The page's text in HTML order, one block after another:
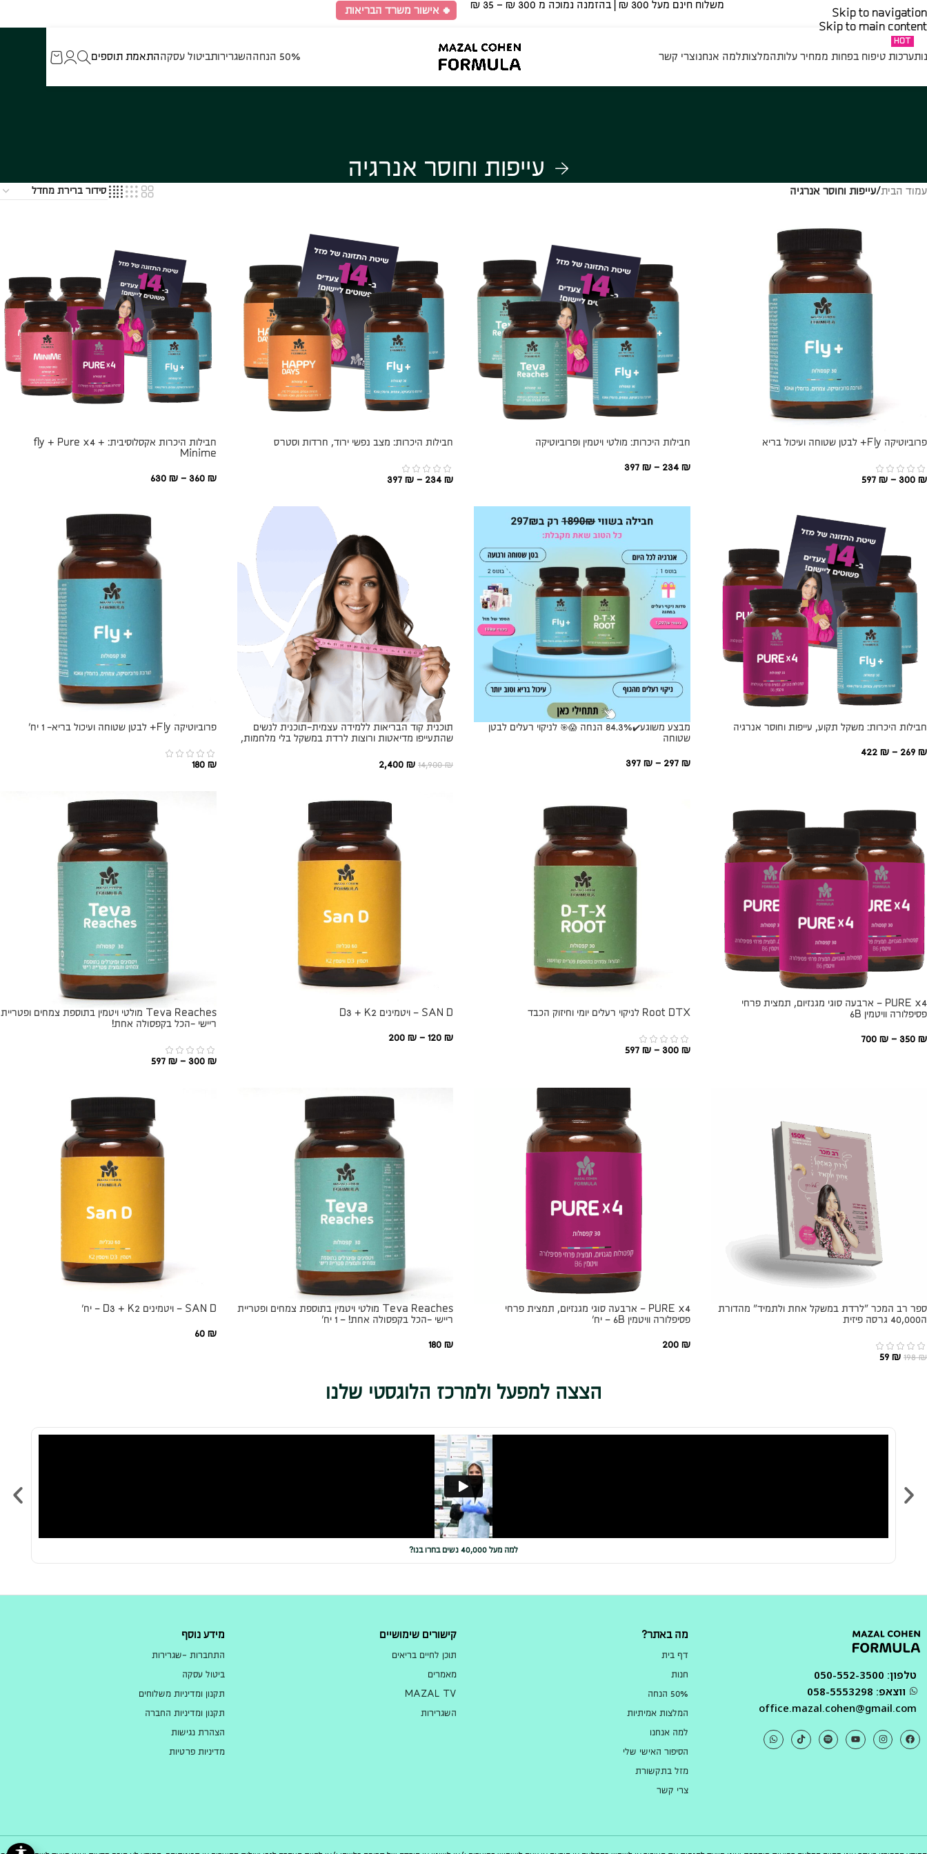
Skip to navigation
Skip to main content
משלוח חינם מעל 300 ₪ | בהזמנה נמוכה מ 300 ₪ – 35 ₪​ 🍀 אישור משרד הבריאות
ערכות טיפוח בפחות ממחיר עלות
HOT
המלצותלמה אנחנוצרי קשר 50% הנחה השגרירותביטול עסקההתאמת תוספים
עייפות וחוסר אנרגיה
עמוד הבית/עייפות וחוסר אנרגיה
פרוביוטיקה Fly+ לבטן שטוחה ועיכול בריא
300 ₪
–
597 ₪
חבילות היכרות: מולטי ויטמין ופרוביוטיקה
234 ₪
–
397 ₪
חבילות היכרות: מצב נפשי ירוד, חרדות וסטרס
234 ₪
–
397 ₪
חבילות היכרות אקסלוסיבית: fly + Pure x4 +
Minime
360 ₪
–
630 ₪
חבילות היכרות: משקל תקוע, עייפות וחוסר אנרגיה
269 ₪
–
422 ₪
מבצע משוגע✔️84.3% הנחה 😱🎯 לניקוי רעלים לבטן
שטוחה
297 ₪
–
397 ₪
תוכנית קוד הבריאות ללמידה עצמית-תוכנית לנשים
שהתעייפו מדיאטות ורוצות לרדת במשקל בלי מלחמות,
14,900₪
2,400 ₪
פרוביוטיקה Fly+ לבטן שטוחה ועיכול בריא- 1 יח׳
180 ₪
PURE x4 – ארבעה סוגי מגנזיום, תמצית פרחי
פסיפלורה וויטמין 6B
350 ₪
–
700 ₪
Root DTX לניקוי רעלים יומי וחיזוק הכבד
300 ₪
–
597 ₪
SAN D – ויטמינים D3 + K2
120 ₪
–
200 ₪
Teva Reaches מולטי ויטמין בתוספת צמחים ופטריית
ריישי -הכל בקפסולה אחת!
300 ₪
–
597 ₪
ספר רב המכר ״לרדת במשקל אחת ולתמיד״ מהדורת
ה40,000 גרסה פיזית
198₪
59 ₪
PURE x4 – ארבעה סוגי מגנזיום, תמצית פרחי
פסיפלורה וויטמין 6B – יח׳
200 ₪
Teva Reaches מולטי ויטמין בתוספת צמחים ופטריית
ריישי -הכל בקפסולה אחת! – 1 יח׳
180 ₪
SAN D – ויטמינים D3 + K2 – יח׳
60 ₪
הצצה למפעל ולמרכז הלוגסטי שלנו
למה מעל 40,000 נשים בחרו בנו?
טלפון: 050-552-3500
ווצאפ: 058-5553298
office.mazal.cohen@gmail.com
מה באתר?
דף בית
חנות
50% הנחה
המלצות אמיתיות
למה אנחנו
הסיפור האישי שלי
מזל בתקשורת
צרי קשר
קישורים שימושיים
תוכן לחיים בריאים
מאמרים
MAZAL TV
השגרירות
מידע נוסף
התחברות -שגרירות
ביטול עסקה
תקנון ומדיניות משלוחים
תקנון ומדיניות החברה
הצהרת נגישות
מדיניות פרטיות